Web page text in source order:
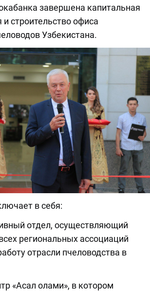
завершена капитальная
и строительство офиса
Узбекистана.
в себя:
отдел, осуществляющий
региональных ассоциаций
отрасли пчеловодства в
«Асал олами», в котором